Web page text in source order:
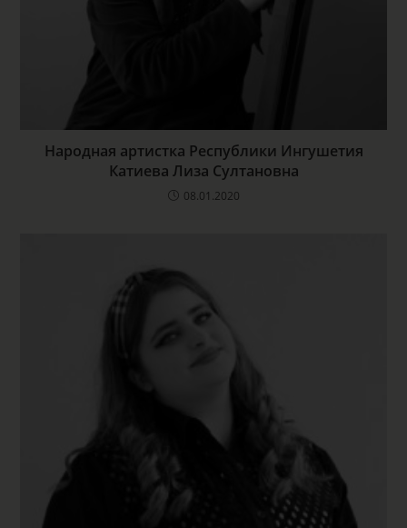
Народная артистка Республики Ингушетия
Катиева Лиза Султановна
08.01.2020